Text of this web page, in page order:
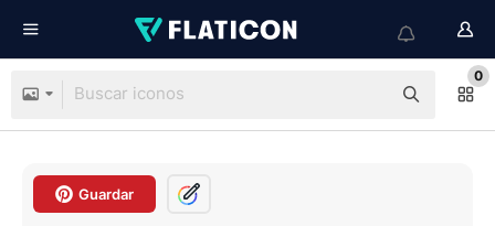
0
Guardar